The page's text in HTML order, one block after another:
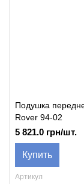
Подушка
Rover 94-02
5 821.0 грн/шт.
Купить
Артикул